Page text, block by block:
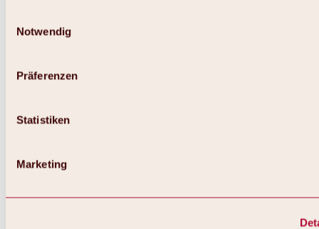
Notwendig
Präferenzen
Statistiken
Marketing